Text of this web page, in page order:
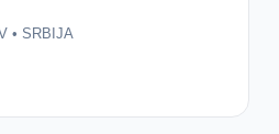
• SRBIJA